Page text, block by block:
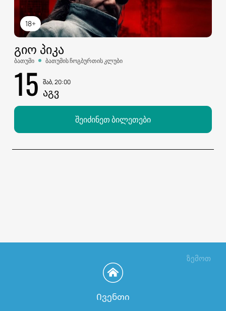
18+
ᲒᲘᲝ ᲞᲘᲙᲐ
ბათუმი ბათუმის ჩოგბურთის კლუბი
15 შაბ, 20:00
ᲐᲒᲕ
შეიძინეთ ბილეთები
ზემოთ
Ივენთი